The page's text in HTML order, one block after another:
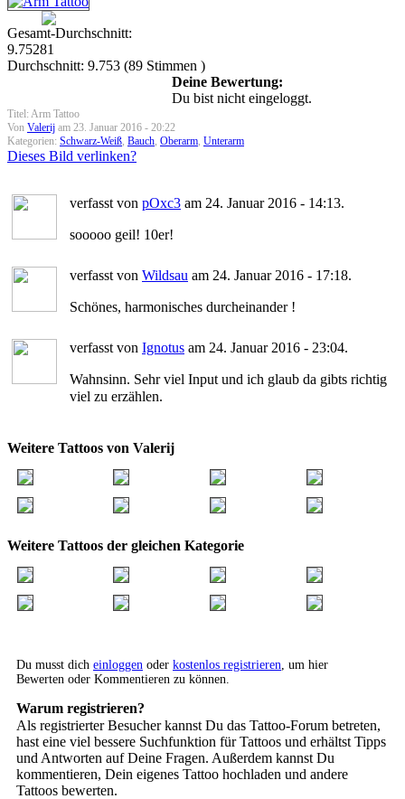
Gesamt-Durchschnitt:
9.75281
Durchschnitt: 9.753 (89 Stimmen )
Deine Bewertung:
Du bist nicht eingeloggt.
Titel: Arm Tattoo
Von Valerij am 23. Januar 2016 - 20:22
Kategorien: Schwarz-Weiß, Bauch, Oberarm, Unterarm
Dieses Bild verlinken?
verfasst von pOxc3 am 24. Januar 2016 - 14:13.
sooooo geil! 10er!
verfasst von Wildsau am 24. Januar 2016 - 17:18.
Schönes, harmonisches durcheinander !
verfasst von Ignotus am 24. Januar 2016 - 23:04.
Wahnsinn. Sehr viel Input und ich glaub da gibts richtig
viel zu erzählen.
Weitere Tattoos von Valerij
Weitere Tattoos der gleichen Kategorie
Du musst dich einloggen oder kostenlos registrieren , um hier
Bewerten oder Kommentieren zu können.
Warum registrieren?
Als registrierter Besucher kannst Du das Tattoo-Forum betreten,
hast eine viel bessere Suchfunktion für Tattoos und erhältst Tipps
und Antworten auf Deine Fragen. Außerdem kannst Du
kommentieren, Dein eigenes Tattoo hochladen und andere
Tattoos bewerten.